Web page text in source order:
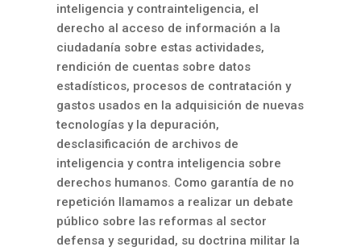
inteligencia y contrainteligencia, el
derecho al acceso de información a la
ciudadanía sobre estas actividades,
rendición de cuentas sobre datos
estadísticos, procesos de contratación y
gastos usados en la adquisición de nuevas
tecnologías y la depuración,
desclasificación de archivos de
inteligencia y contra inteligencia sobre
derechos humanos. Como garantía de no
repetición llamamos a realizar un debate
público sobre las reformas al sector
defensa y seguridad, su doctrina militar la